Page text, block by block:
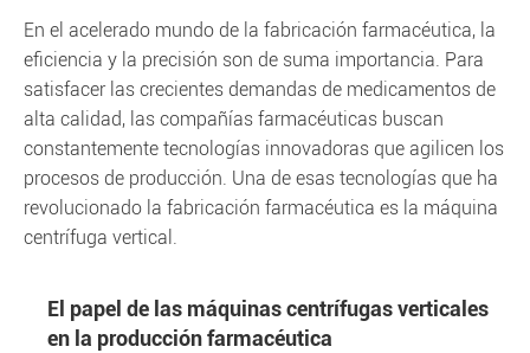
En el acelerado mundo de la fabricación farmacéutica, la
eficiencia y la precisión son de suma importancia. Para
satisfacer las crecientes demandas de medicamentos de
alta calidad, las compañías farmacéuticas buscan
constantemente tecnologías innovadoras que agilicen los
procesos de producción. Una de esas tecnologías que ha
revolucionado la fabricación farmacéutica es la máquina
centrífuga vertical.
El papel de las máquinas centrífugas verticales
en la producción farmacéutica